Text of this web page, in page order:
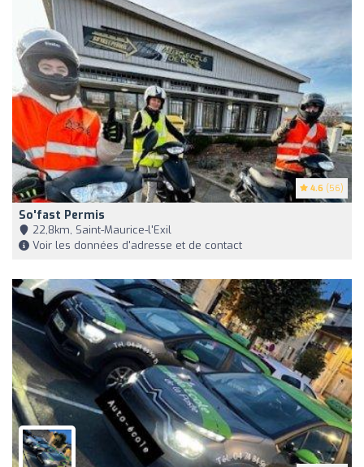
4.6 (56)
So'fast Permis
22,8km, Saint-Maurice-l'Exil
Voir les données d'adresse et de contact